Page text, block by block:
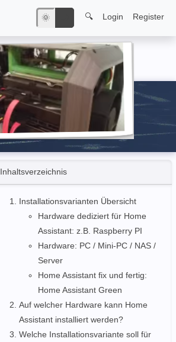
🌞 🔍 Login Register
Inhaltsverzeichnis
Installationsvarianten Übersicht
Hardware dediziert für Home
Assistant: z.B. Raspberry PI
Hardware: PC / Mini-PC / NAS /
Server
Home Assistant fix und fertig:
Home Assistant Green
Auf welcher Hardware kann Home
Assistant installiert werden?
Welche Installationsvariante soll für